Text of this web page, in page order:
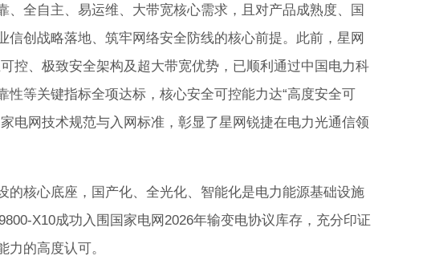
全自主、易运维、大带宽核心需求，且对产品成熟度、国
创战略落地、筑牢网络安全防线的核心前提。此前，星网
控、极致安全架构及超大带宽优势，已顺利通过中国电力科
等关键指标全项达标，核心安全可控能力达“高度安全可
电网技术规范与入网标准，彰显了星网锐捷在电力光通信领
核心底座，国产化、全光化、智能化是电力能源基础设施
X10成功入围国家电网2026年输变电协议库存，充分印证
的高度认可。